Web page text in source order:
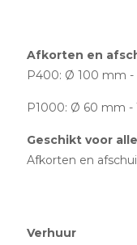
Afkorten en
P400: Ø 100 mm -
P1000: Ø 60 mm -
Geschikt voor
Afkorten en
Verhuur